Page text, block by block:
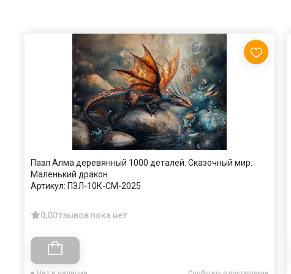
Пазл Алма деревянный 1000 деталей. Сказочный мир.
Маленький дракон
Артикул: ПЗЛ-10К-СМ-2025
0,0Отзывов пока нет